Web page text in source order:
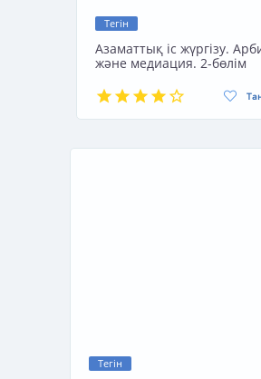
Тегін
Азаматтық іс жүргізу.
және медиация. 2-бөлім
Тегін